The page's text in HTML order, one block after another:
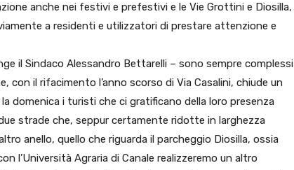
anche nei festivi e prefestivi e le Vie Grottini e Diosilla,
a residenti e utilizzatori di prestare attenzione e
il Sindaco Alessandro Bettarelli – sono sempre complessi
con il rifacimento l’anno scorso di Via Casalini, chiude un
domenica i turisti che ci gratificano della loro presenza
strade che, seppur certamente ridotte in larghezza
anello, quello che riguarda il parcheggio Diosilla, ossia
l’Università Agraria di Canale realizzeremo un altro